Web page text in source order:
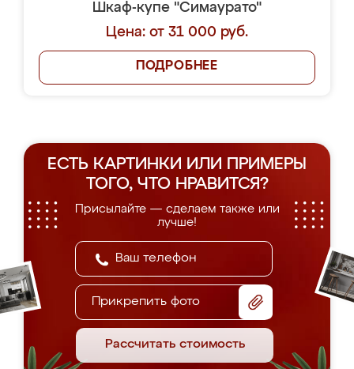
Шкаф-купе "Симаурато"
Цена: от 31 000 руб.
ПОДРОБНЕЕ
ЕСТЬ КАРТИНКИ ИЛИ ПРИМЕРЫ
ТОГО, ЧТО НРАВИТСЯ?
Присылайте — сделаем также или
лучше!
Прикрепить фото
Рассчитать стоимость